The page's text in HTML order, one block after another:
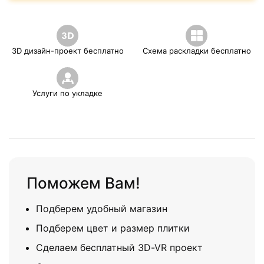
3D дизайн-проект бесплатно
Услуги по укладке
Схема раскладки бесплатно
Поможем Вам!
Подберем удобный магазин
Подберем цвет и размер плитки
Сделаем бесплатный 3D-VR проект